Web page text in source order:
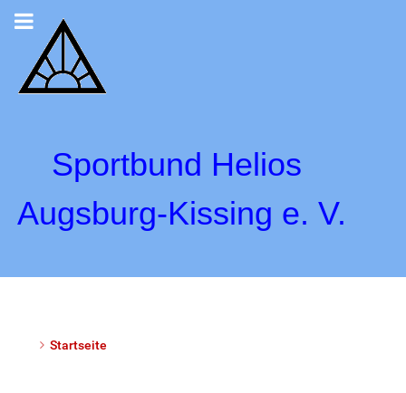
Sportbund Helios
Augsburg-Kissing e. V.
Startseite